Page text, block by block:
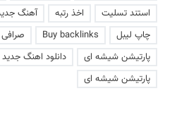
استند تسلیت
اخذ رتبه آهنگ
چاپ لیبل
Buy backlinks صرافی
پارتیشن شیشه ای
دانلود اهنگ جدید
پارتیشن شیشه ای